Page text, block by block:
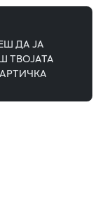
ДА ЈА
ТВОЈАТА